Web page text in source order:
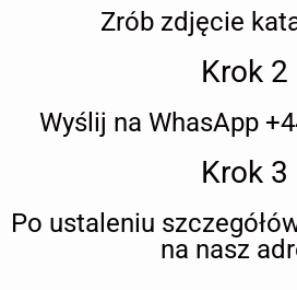
Zrób zdjęcie
Krok 2
Wyślij na WhasApp
Krok 3
Po ustaleniu
na nasz